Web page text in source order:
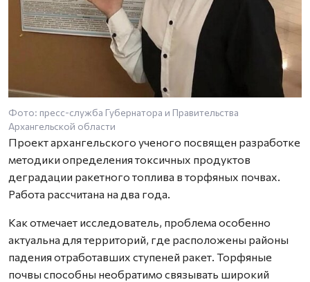
Фото: пресс-служба Губернатора и Правительства
Архангельской области
Проект архангельского ученого посвящен разработке
методики определения токсичных продуктов
деградации ракетного топлива в торфяных почвах.
Работа рассчитана на два года.
Как отмечает исследователь, проблема особенно
актуальна для территорий, где расположены районы
падения отработавших ступеней ракет. Торфяные
почвы способны необратимо связывать широкий